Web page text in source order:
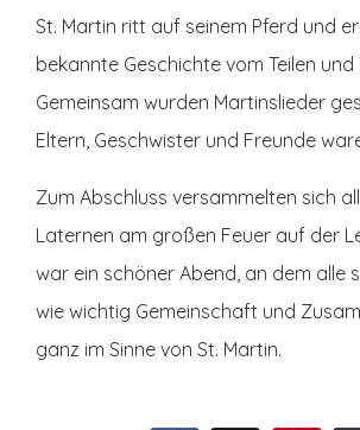
St. Martin ritt auf seinem Pferd und
bekannte Geschichte vom Teilen und
Gemeinsam wurden Martinslieder
Eltern, Geschwister und Freunde
Zum Abschluss versammelten sich
Laternen am großen Feuer auf der
war ein schöner Abend, an dem alle
wie wichtig Gemeinschaft und
ganz im Sinne von St. Martin.